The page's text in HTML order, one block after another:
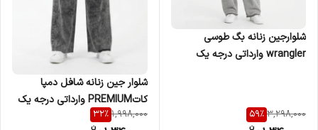
شلوارجین زنانه بگ طوسی
wrangler وارداتی درجه یک
3,298,000
59%
شلوار جین زنانه شافل دمپا
کاتPREMIUM وارداتی درجه یک
1,998,000
32%